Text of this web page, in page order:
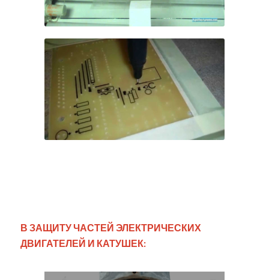
В ЗАЩИТУ ЧАСТЕЙ ЭЛЕКТРИЧЕСКИХ
ДВИГАТЕЛЕЙ И КАТУШЕК: